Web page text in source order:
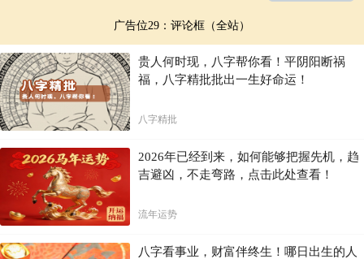
广告位29：评论框（全站）
贵人何时现，八字帮你看！平阴阳断祸
福，八字精批批出一生好命运！
八字精批
2026年已经到来，如何能够把握先机，趋
吉避凶，不走弯路，点击此处查看！
流年运势
八字看事业，财富伴终生！哪日出生的人